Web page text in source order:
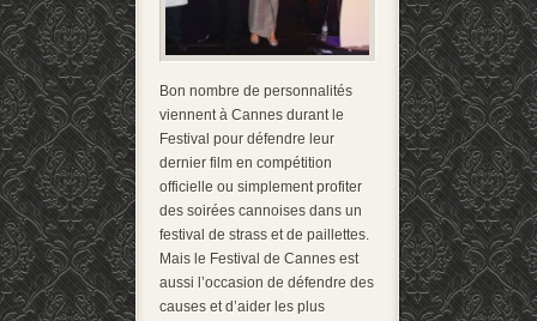
Bon nombre de personnalités
viennent à Cannes durant le
Festival pour défendre leur
dernier film en compétition
officielle ou simplement profiter
des soirées cannoises dans un
festival de strass et de paillettes.
Mais le Festival de Cannes est
aussi l’occasion de défendre des
causes et d’aider les plus